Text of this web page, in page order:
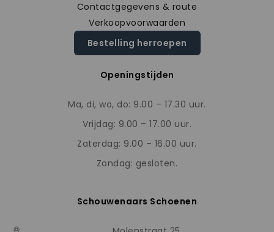
Contactgegevens & route
Verkoopvoorwaarden
Bestelling herroepen
Openingstijden
Ma, di, wo, do: 9.00 – 17.30 uur.
Vrijdag: 9.00 – 17.00 uur.
Zaterdag: 9.00 – 16.00 uur.
Zondag: gesloten.
Schouwenaars Schoenen